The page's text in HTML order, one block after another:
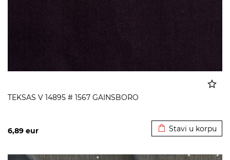
TEKSAS V 14895 # 1567 GAINSBORO
6,89 eur Stavi u korpu